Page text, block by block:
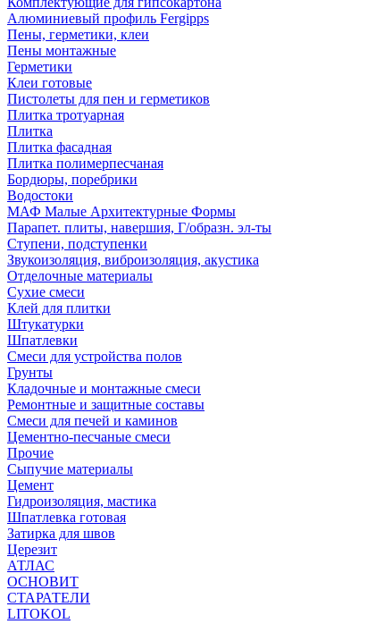
Алюминиевый профиль Fergipps
Пены, герметики, клеи
Пены монтажные
Герметики
Клеи готовые
Пистолеты для пен и герметиков
Плитка тротуарная
Плитка
Плитка фасадная
Плитка полимерпесчаная
Бордюры, поребрики
Водостоки
МАФ Малые Архитектурные Формы
Парапет. плиты, навершия, Г/образн. эл-ты
Ступени, подступенки
Звукоизоляция, виброизоляция, акустика
Отделочные материалы
Сухие смеси
Клей для плитки
Штукатурки
Шпатлевки
Смеси для устройства полов
Грунты
Кладочные и монтажные смеси
Ремонтные и защитные составы
Смеси для печей и каминов
Цементно-песчаные смеси
Прочие
Сыпучие материалы
Цемент
Гидроизоляция, мастика
Шпатлевка готовая
Затирка для швов
Церезит
АТЛАС
ОСНОВИТ
СТАРАТЕЛИ
LITOKOL